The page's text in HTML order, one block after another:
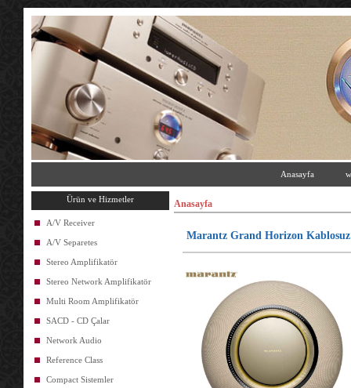
Anasayfa
Ürün ve Hizmetler
A/V Receiver
A/V Separetes
Stereo Amplifikatör
Stereo Network Amplifikatör
Multi Room Amplifikatör
SACD - CD Çalar
Network Audio
Reference Class
Compact Sistemler
Anasayfa
Marantz Grand Horizon